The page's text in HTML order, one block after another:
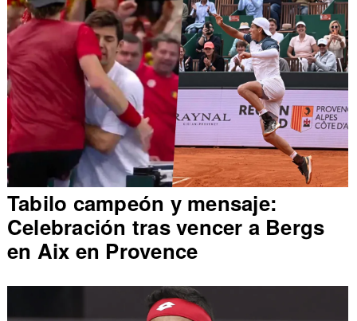
Tabilo campeón y mensaje:
Celebración tras vencer a Bergs
en Aix en Provence